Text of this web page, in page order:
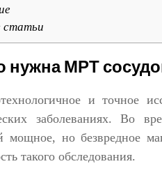
нужна МРТ
и точное
заболеваниях. Во
мощное, но безвредное
такого обследования.